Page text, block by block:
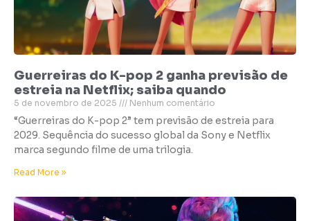
Guerreiras do K-pop 2 ganha previsão de
estreia na Netflix; saiba quando
5 de novembro de 2025 Nenhum comentário
“Guerreiras do K-pop 2” tem previsão de estreia para
2029. Sequência do sucesso global da Sony e Netflix
marca segundo filme de uma trilogia.
Read More »